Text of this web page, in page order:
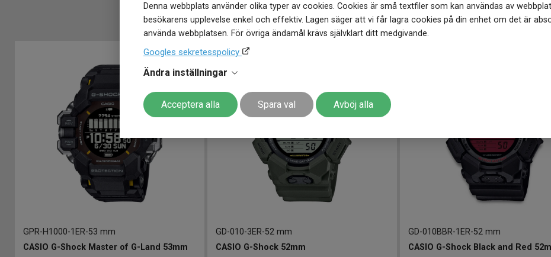
Denna webbplats använder olika typer av cookies. Cookies är små textfiler som kan användas av
besökarens upplevelse enkel och effektiv. Lagen säger att vi får lagra cookies på din enhet om det är
använda webbplatsen. För övriga ändamål krävs självklart ditt medgivande.
Googles sekretesspolicy
Ändra inställningar
Acceptera alla Spara val Avböj alla
MER FRÅN SAMMA VARUMÄRKE
GPR-H1000-1ER-53 mm
CASIO G-Shock Master of G-Land 53mm
GD-010-3ER-52 mm
CASIO G-Shock 52mm
GD-010BBR-1ER-52 mm
CASIO G-Shock Black and Red